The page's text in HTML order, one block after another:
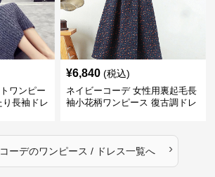
ワンピー
長袖ドレ
¥6,840 (税込)
ネイビーコーデ 女性用裏起毛長
袖小花柄ワンピース 復古調ドレ
ーデのワンピース / ドレス一覧へ ›